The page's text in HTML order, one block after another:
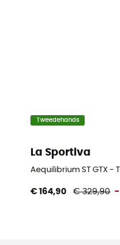
Tweedehands
La Sportiva
Aequilibrium ST GTX -
€ 164,90 € 329,90 -